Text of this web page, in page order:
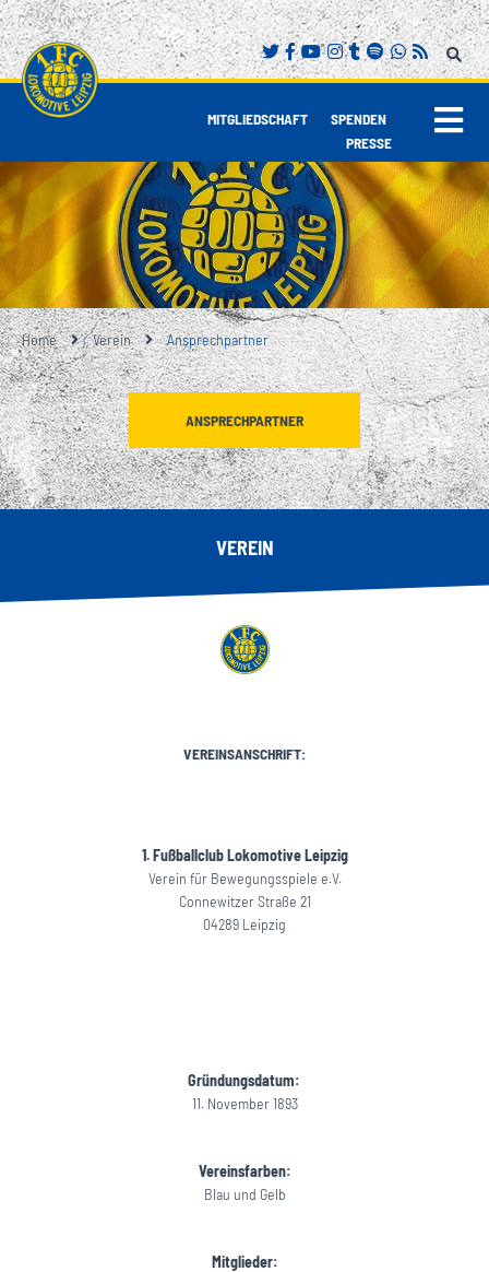
MITGLIEDSCHAFT| SPENDEN |
PRESSE
Home Verein Ansprechpartner
ANSPRECHPARTNER
VEREIN
VEREINSANSCHRIFT:
1. Fußballclub Lokomotive Leipzig
Verein für Bewegungsspiele e.V.
Connewitzer Straße 21
04289 Leipzig
Gründungsdatum:
11. November 1893
Vereinsfarben:
Blau und Gelb
Mitglieder: